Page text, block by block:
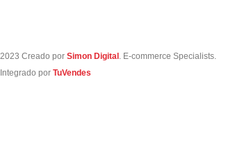
2023 Creado por Simon Digital . E-commerce Specialists.
Integrado por TuVendes